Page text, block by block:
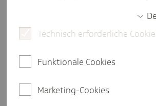
Jugoslawien. Als Beitrittskandidat
es an einer engere Integration in
besteht das Land aus 2 autonomen
Republika Srpska- und dem
Sonderverwaltungsgebiet
Technisch erforderliche
Funktionale Cookies
Marketing-Cookies